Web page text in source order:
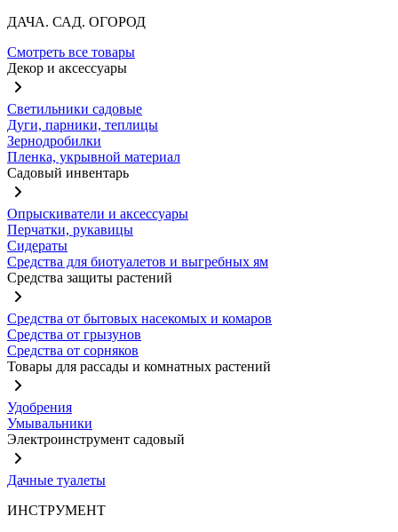
ДАЧА. САД. ОГОРОД
Смотреть все товары
Декор и аксессуары
Светильники садовые
Дуги, парники, теплицы
Зернодробилки
Пленка, укрывной материал
Садовый инвентарь
Опрыскиватели и аксессуары
Перчатки, рукавицы
Сидераты
Средства для биотуалетов и выгребных ям
Средства защиты растений
Средства от бытовых насекомых и комаров
Средства от грызунов
Средства от сорняков
Товары для рассады и комнатных растений
Удобрения
Умывальники
Электроинструмент садовый
Дачные туалеты
ИНСТРУМЕНТ